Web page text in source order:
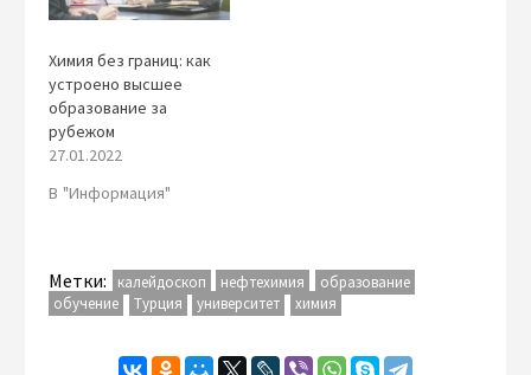
Химия без границ: как
устроено высшее
образование за
рубежом
27.01.2022
В "Информация"
Метки: калейдоскоп нефтехимия
образование
обучение
Турция университет химия